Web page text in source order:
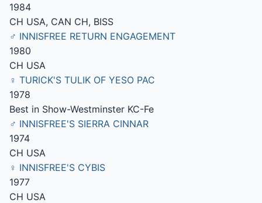
1984
CH USA, CAN CH, BISS
♂ INNISFREE RETURN ENGAGEMENT
1980
CH USA
♀ TURICK'S TULIK OF YESO PAC
1978
Best in Show-Westminster KC-Fe
♂ INNISFREE'S SIERRA CINNAR
1974
CH USA
♀ INNISFREE'S CYBIS
1977
CH USA